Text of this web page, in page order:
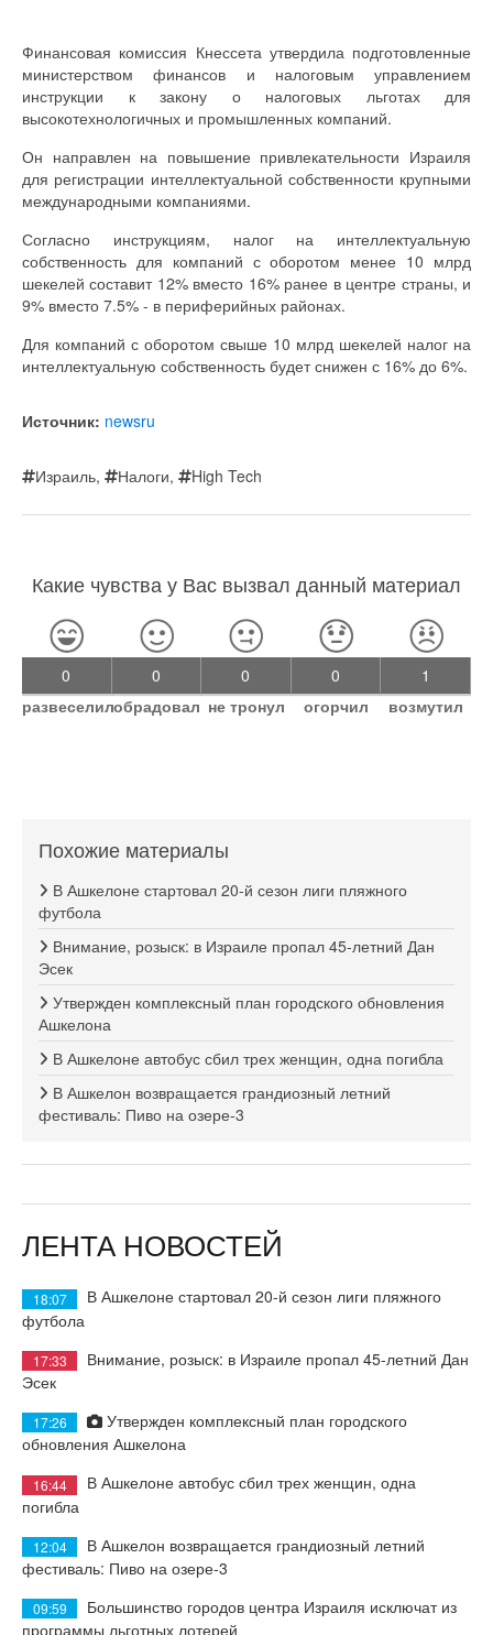
Финансовая комиссия Кнессета утвердила подготовленные
министерством финансов и налоговым управлением
инструкции к закону о налоговых льготах для
высокотехнологичных и промышленных компаний.
Он направлен на повышение привлекательности Израиля
для регистрации интеллектуальной собственности крупными
международными компаниями.
Согласно инструкциям, налог на интеллектуальную
собственность для компаний с оборотом менее 10 млрд
шекелей составит 12% вместо 16% ранее в центре страны, и
9% вместо 7.5% - в периферийных районах.
Для компаний с оборотом свыше 10 млрд шекелей налог на
интеллектуальную собственность будет снижен с 16% до 6%.
Источник: newsru
Израиль, Налоги, High Tech
Какие чувства у Вас вызвал данный материал
0
развеселил
0
обрадовал
0
не тронул
0
огорчил
1
возмутил
Похожие материалы
В Ашкелоне стартовал 20-й сезон лиги пляжного
футбола
Внимание, розыск: в Израиле пропал 45-летний Дан
Эсек
Утвержден комплексный план городского обновления
Ашкелона
В Ашкелоне автобус сбил трех женщин, одна погибла
В Ашкелон возвращается грандиозный летний
фестиваль: Пиво на озере-3
ЛЕНТА НОВОСТЕЙ
18:07
В Ашкелоне стартовал 20-й сезон лиги пляжного
футбола
17:33
Внимание, розыск: в Израиле пропал 45-летний Дан
Эсек
17:26
Утвержден комплексный план городского
обновления Ашкелона
16:44
В Ашкелоне автобус сбил трех женщин, одна
погибла
12:04
В Ашкелон возвращается грандиозный летний
фестиваль: Пиво на озере-3
09:59
Большинство городов центра Израиля исключат из
программы льготных лотерей